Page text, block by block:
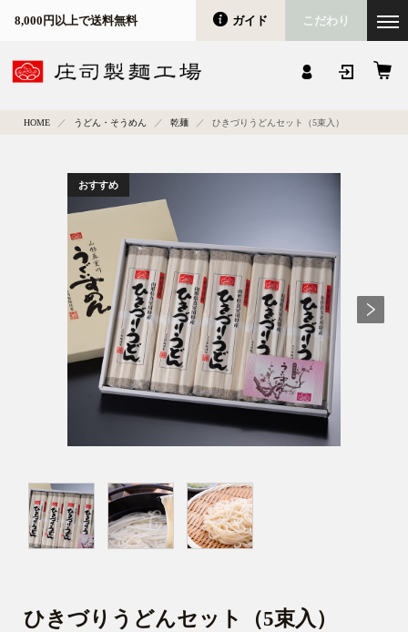
8,000円以上で送料無料 ガイド こだわり
HOME うどん・そうめん 乾麺 ひきづりうどんセット（5束入）
ひきづりうどんセット（5束入）